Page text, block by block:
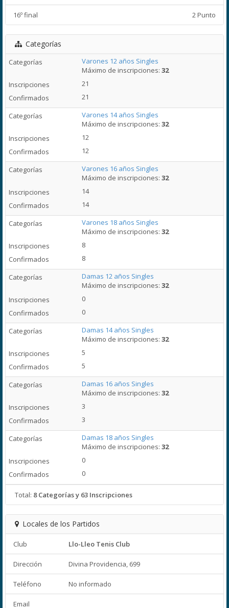
16º final 2 Punto
Categorías
Varones 12 años Singles
Máximo de inscripciones:32
21
21
Varones 14 años Singles
Máximo de inscripciones:32
12
12
Varones 16 años Singles
Máximo de inscripciones:32
14
14
Varones 18 años Singles
Máximo de inscripciones:32
8
8
Damas 12 años Singles
Máximo de inscripciones:32
0
0
Damas 14 años Singles
Máximo de inscripciones:32
5
5
Damas 16 años Singles
Máximo de inscripciones:32
3
3
Damas 18 años Singles
Máximo de inscripciones:32
0
0
Total: 8 Categorías y 63 Inscripciones
Locales de los Partidos
Club Llo-Lleo Tenis Club
Dirección Divina Providencia, 699
Teléfono No informado
Email